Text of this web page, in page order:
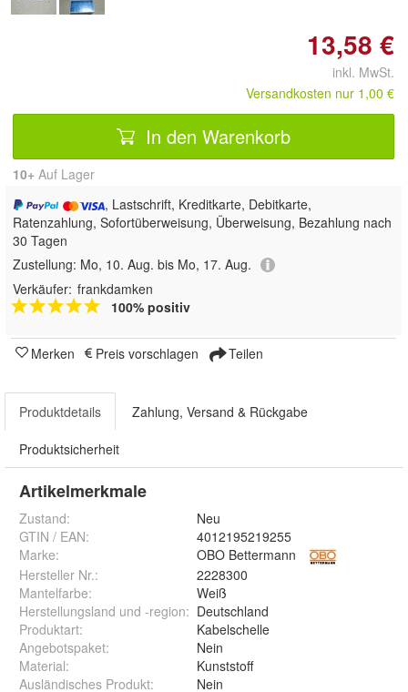
13,58 €
inkl. MwSt.
Versandkosten nur 1,00 €
In den Warenkorb
10+ Auf Lager
, Lastschrift, Kreditkarte, Debitkarte,
Ratenzahlung, Sofortüberweisung, Überweisung, Bezahlung nach
30 Tagen
Zustellung: Mo, 10. Aug. bis Mo, 17. Aug.
Verkäufer: frankdamken
100% positiv
Merken Preis vorschlagen Teilen
Produktdetails Zahlung, Versand & Rückgabe
Produktsicherheit
Artikelmerkmale
Zustand:
Neu
GTIN / EAN:
4012195219255
Marke:
OBO Bettermann
Hersteller Nr.:
2228300
Mantelfarbe:
Weiß
Herstellungsland und -region: Deutschland
Produktart:
Kabelschelle
Angebotspaket:
Nein
Material:
Kunststoff
Ausländisches Produkt:
Nein